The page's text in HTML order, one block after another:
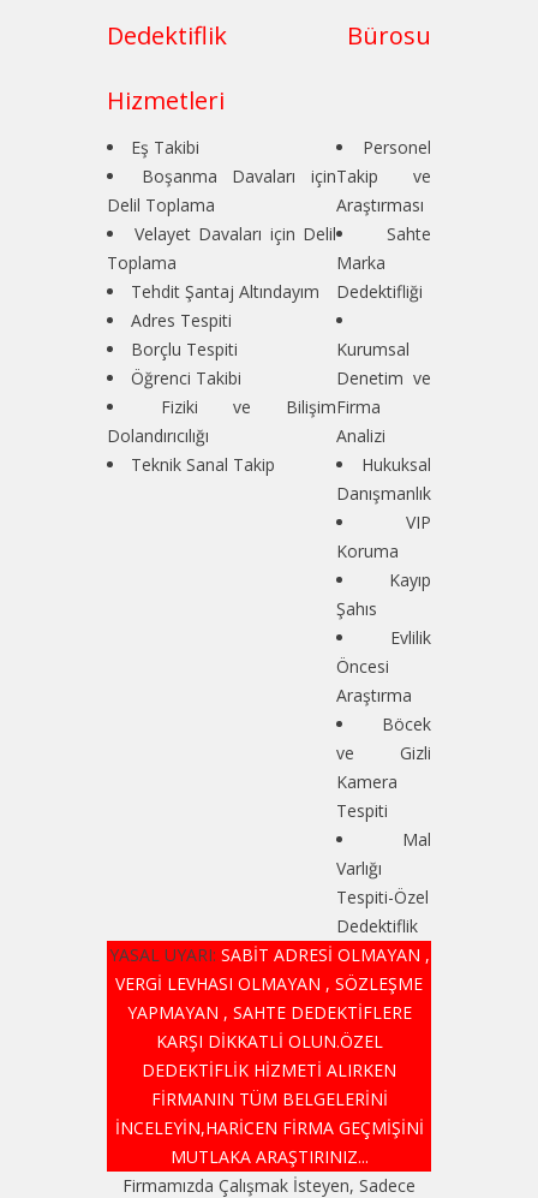
Dedektiflik Bürosu
Hizmetleri
Eş Takibi
Boşanma Davaları için
Delil Toplama
Velayet Davaları için Delil
Toplama
Tehdit Şantaj Altındayım
Adres Tespiti
Borçlu Tespiti
Öğrenci Takibi
Fiziki ve Bilişim
Dolandırıcılığı
Teknik Sanal Takip
Personel
Takip ve
Araştırması
Sahte
Marka
Dedektifliği
Kurumsal
Denetim ve
Firma
Analizi
Hukuksal
Danışmanlık
VIP
Koruma
Kayıp
Şahıs
Evlilik
Öncesi
Araştırma
Böcek
ve Gizli
Kamera
Tespiti
Mal
Varlığı
Tespiti-Özel
Dedektiflik
YASAL UYARI: SABİT ADRESİ OLMAYAN ,
VERGİ LEVHASI OLMAYAN , SÖZLEŞME
YAPMAYAN , SAHTE DEDEKTİFLERE
KARŞI DİKKATLİ OLUN.ÖZEL
DEDEKTİFLİK HİZMETİ ALIRKEN
FİRMANIN TÜM BELGELERİNİ
İNCELEYİN,HARİCEN FİRMA GEÇMİŞİNİ
MUTLAKA ARAŞTIRINIZ...
Firmamızda Çalışmak İsteyen, Sadece